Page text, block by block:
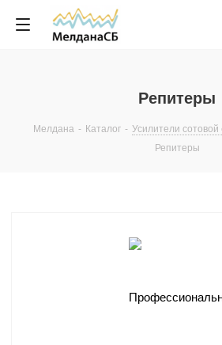
Репитеры
Мелдана - Каталог - Усилители сотовой
Репитеры